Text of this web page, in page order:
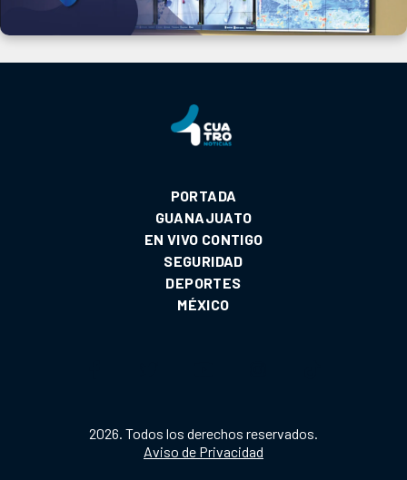
PORTADA
GUANAJUATO
EN VIVO CONTIGO
SEGURIDAD
DEPORTES
MÉXICO
2026. Todos los derechos reservados.
Aviso de Privacidad